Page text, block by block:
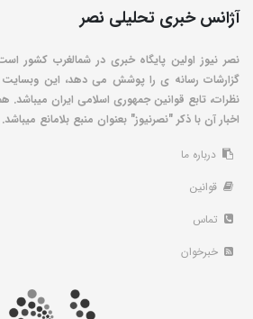
آژانس خبری تحلیلی نصر
نصر نیوز اولین پایگاه خبری در شمالغرب کشور
گزارشات رسانه ی را پوشش می دهد، این وبسایت
نظرات، تابع قوانین جمهوری اسلامی ایران میباشد.
اخبار آن با ذکر "نصرنیوز" بعنوان منبع بلامانع میباشد.
درباره ما
قوانین
تماس
خبرخوان